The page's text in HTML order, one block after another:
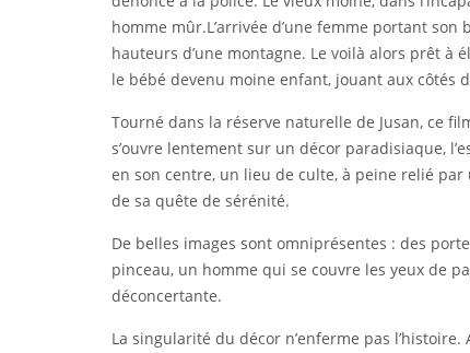
homme mûr.L’arrivée d’une femme portant
hauteurs d’une montagne. Le voilà alors prêt à
le bébé devenu moine enfant, jouant aux côtés
Tourné dans la réserve naturelle de Jusan, ce
s’ouvre lentement sur un décor paradisiaque,
en son centre, un lieu de culte, à peine relié
de sa quête de sérénité.
De belles images sont omniprésentes : des
pinceau, un homme qui se couvre les yeux de
déconcertante.
La singularité du décor n’enferme pas